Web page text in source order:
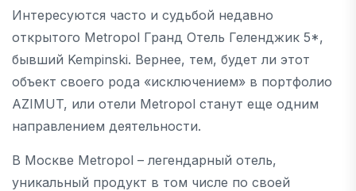
Интересуются часто и судьбой недавно
открытого Metropol Гранд Отель Геленджик 5*,
бывший Kempinski. Вернее, тем, будет ли этот
объект своего рода «исключением» в портфолио
AZIMUT, или отели Metropol станут еще одним
направлением деятельности.
В Москве Metropol – легендарный отель,
уникальный продукт в том числе по своей